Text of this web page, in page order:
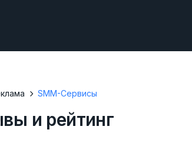
SMM-Сервисы
и рейтинг